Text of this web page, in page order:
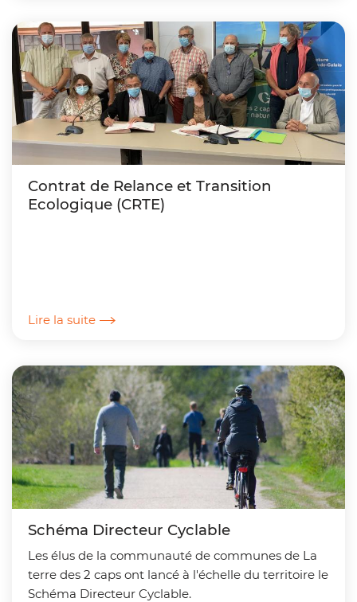
Contrat de Relance et Transition
Ecologique (CRTE)
Lire la suite
Schéma Directeur Cyclable
Les élus de la communauté de communes de La
terre des 2 caps ont lancé à l'échelle du territoire le
Schéma Directeur Cyclable.